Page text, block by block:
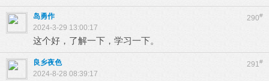
290#
岛勇作
2024-3-29 13:00:17
这个好，了解一下，学习一下。
291#
良乡夜色
2024-8-28 08:39:17